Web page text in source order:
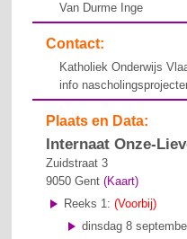
Van Durme Inge
Contact:
Katholiek Onderwijs
info
Plaats en Data:
Internaat Onze-
Zuidstraat 3
9050 Gent (Kaart)
Reeks 1:(Voorbij)
dinsdag 8